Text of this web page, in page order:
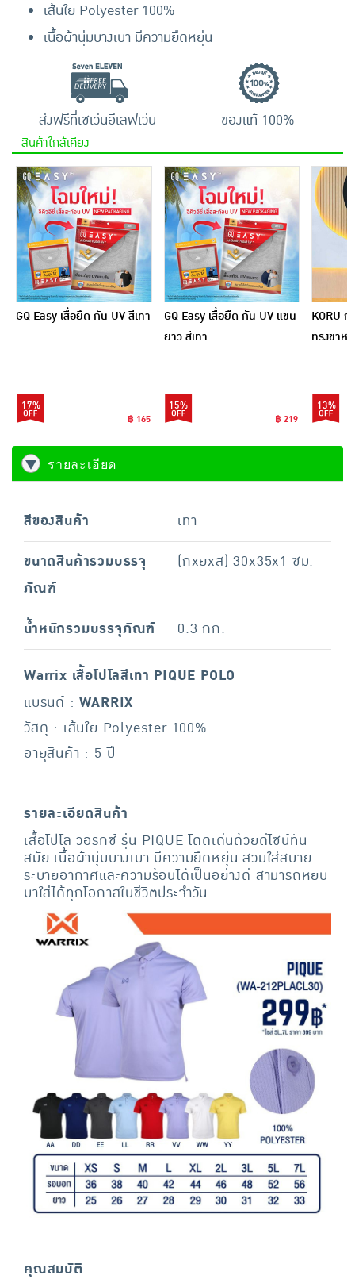
เส้นใย Polyester 100%
เนื้อผ้านุ่มบางเบา มีความยืดหยุ่น
ส่งฟรีที่เซเว่นอีเลฟเว่น ของแท้ 100%
สินค้าใกล้เคียง
GQ Easy เสื้อยืด กัน UV สีเทา
17%
฿ 165
GQ Easy เสื้อยืด กัน UV แขน
ยาว สีเทา
15%
฿ 219
KORU ก
ทรงขาห
13%
รายละเอียด
สีของสินค้า
เทา
ขนาดสินค้ารวมบรรจุ
ภัณฑ์
(กxยxส) 30x35x1 ซม.
น้ำหนักรวมบรรจุภัณฑ์ 0.3 กก.
Warrix เสื้อโปโลสีเทา PIQUE POLO
แบรนด์ :WARRIX
วัสดุ : เส้นใย Polyester 100%
อายุสินค้า : 5 ปี
รายละเอียดสินค้า
เสื้อโปโล วอริกซ์ รุ่น PIQUE โดดเด่นด้วยดีไซน์ทัน
สมัย เนื้อผ้านุ่มบางเบา มีความยืดหยุ่น สวมใส่สบาย
ระบายอากาศและความร้อนได้เป็นอย่างดี สามารถหยิบ
มาใส่ได้ทุกโอกาสในชีวิตประจำวัน
คุณสมบัติ